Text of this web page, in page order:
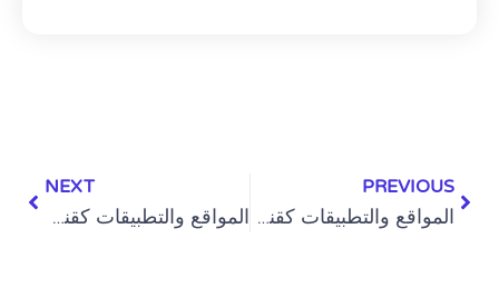
PREVIOUS
المواقع والتطبيقات كقنوات تسويق رقمية – برومو
NEXT
المواقع والتطبيقات كقنوات تسويق رقمية – الحلقة ١